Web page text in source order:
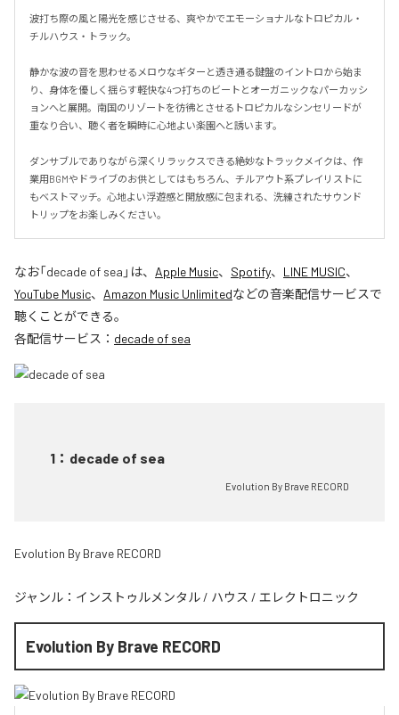
波打ち際の風と陽光を感じさせる、爽やかでエモーショナルなトロピカル・
チルハウス・トラック。
静かな波の音を思わせるメロウなギターと透き通る鍵盤のイントロから始ま
り、身体を優しく揺らす軽快な4つ打ちのビートとオーガニックなパーカッシ
ョンへと展開。南国のリゾートを彷彿とさせるトロピカルなシンセリードが
重なり合い、聴く者を瞬時に心地よい楽園へと誘います。
ダンサブルでありながら深くリラックスできる絶妙なトラックメイクは、作
業用BGMやドライブのお供としてはもちろん、チルアウト系プレイリストに
もベストマッチ。心地よい浮遊感と開放感に包まれる、洗練されたサウンド
トリップをお楽しみください。
なお「decade of sea 」は、 Apple Music、 Spotify、 LINE MUSIC、
YouTube Music、 Amazon Music Unlimitedなどの音楽配信サービスで
聴くことができる。
各配信サービス： decade of sea
1 ： decade of sea
Evolution By Brave RECORD
Evolution By Brave RECORD
ジャンル： インストゥルメンタル / ハウス / エレクトロニック
Evolution By Brave RECORD